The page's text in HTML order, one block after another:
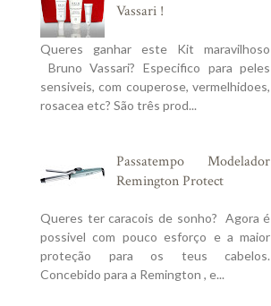
Vassari !
Queres ganhar este Kit maravilhoso
Bruno Vassari? Especifico para peles
sensiveis, com couperose, vermelhidoes,
rosacea etc? São três prod...
Passatempo Modelador
Remington Protect
Queres ter caracois de sonho? Agora é
possivel com pouco esforço e a maior
proteção para os teus cabelos.
Concebido para a Remington , e...